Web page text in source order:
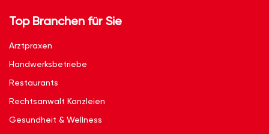
Top Branchen für Sie
Arztpraxen
Handwerksbetriebe
Restaurants
Rechtsanwalt Kanzleien
Gesundheit & Wellness